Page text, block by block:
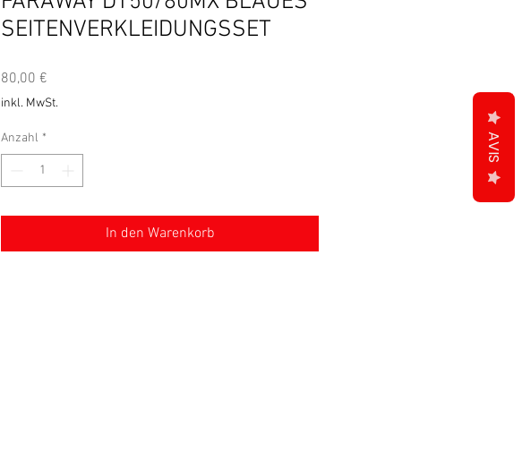
SEITENVERKLEIDUNGSSET
80,00 €
inkl. MwSt.
Anzahl *
In den Warenkorb
AVIS